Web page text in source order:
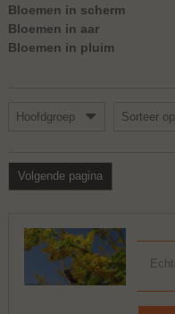
Bloemen in scherm
Bloemen in aar
Bloemen in pluim
Hoofdgroep Sorteer
Volgende pagina